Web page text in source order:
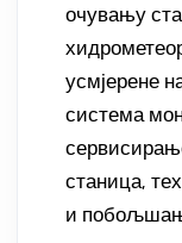
очувању
усмјерене
система
станица,
и